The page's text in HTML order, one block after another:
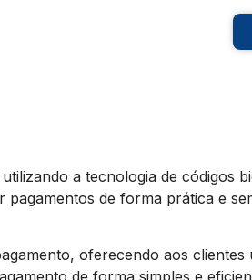
a tecnologia de códigos
de forma prática e
oferecendo aos clientes